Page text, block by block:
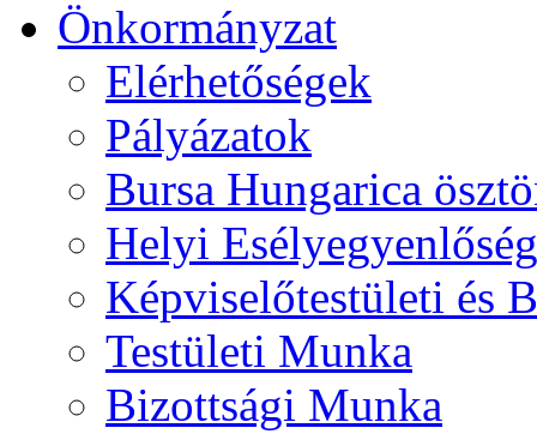
Önkormányzat
Elérhetőségek
Pályázatok
Bursa Hungarica
Helyi
Képviselőtestületi és
Testületi Munka
Bizottsági Munka